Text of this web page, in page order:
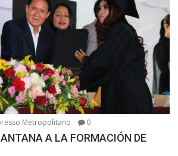
Metropolitano 0
A LA FORMACIÓN DE